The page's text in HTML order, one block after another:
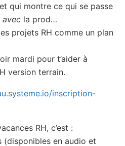
qui montre ce qui se passe
avec la prod…
projets RH comme un plan
mardi pour t’aider à
version terrain.
inscription-
RH, c’est :
(disponibles en audio et